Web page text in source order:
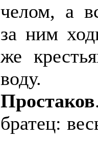
челом, а
за ним
же
воду.
Простаков
братец: